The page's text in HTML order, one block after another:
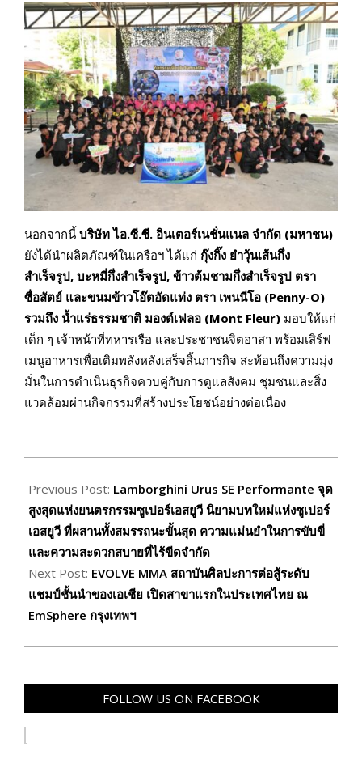
นอกจากนี้ บริษัท ไอ.ซี.ซี. อินเตอร์เนชั่นแนล จำกัด (มหาชน)
ยังได้นำผลิตภัณฑ์ในเครือฯ ได้แก่ กุ๊งกิ๊ง ยำวุ้นเส้นกึ่ง
สำเร็จรูป, บะหมี่กึ่งสำเร็จรูป, ข้าวต้มชามกึ่งสำเร็จรูป ตรา
ซื่อสัตย์ และขนมข้าวโอ๊ตอัดแท่ง ตรา เพนนีโอ (Penny-O)
รวมถึง น้ำแร่ธรรมชาติ มองต์เฟลอ (Mont Fleur) มอบให้แก่
เด็ก ๆ เจ้าหน้าที่ทหารเรือ และประชาชนจิตอาสา พร้อมเสิร์ฟ
เมนูอาหารเพื่อเติมพลังหลังเสร็จสิ้นภารกิจ สะท้อนถึงความมุ่ง
มั่นในการดำเนินธุรกิจควบคู่กับการดูแลสังคม ชุมชนและสิ่ง
แวดล้อมผ่านกิจกรรมที่สร้างประโยชน์อย่างต่อเนื่อง
07-
08
Previous Post: Lamborghini Urus SE Performante จุด
สูงสุดแห่งยนตรกรรมซูเปอร์เอสยูวี นิยามบทใหม่แห่งซูเปอร์
เอสยูวี ที่ผสานทั้งสมรรถนะขั้นสุด ความแม่นยำในการขับขี่
และความสะดวกสบายที่ไร้ขีดจำกัด
Next Post: EVOLVE MMA สถาบันศิลปะการต่อสู้ระดับ
แชมป์ชั้นนำของเอเชีย เปิดสาขาแรกในประเทศไทย ณ
EmSphere กรุงเทพฯ
FOLLOW US ON FACEBOOK